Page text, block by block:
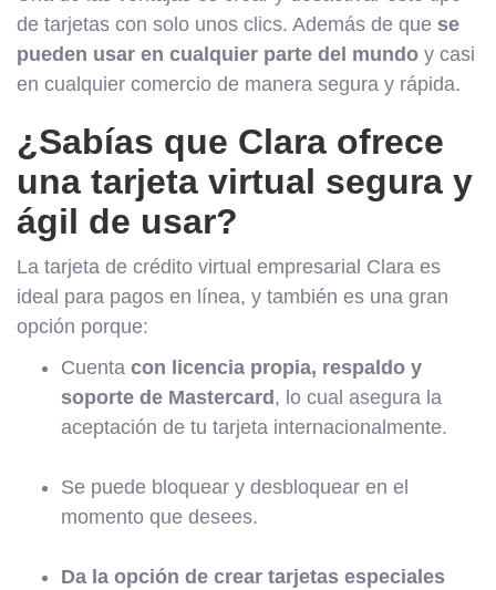
de tarjetas con solo unos clics. Además de que se
pueden usar en cualquier parte del mundo y casi
en cualquier comercio de manera segura y rápida.
¿Sabías que Clara ofrece
una tarjeta virtual segura y
ágil de usar?
La tarjeta de crédito virtual empresarial Clara es
ideal para pagos en línea, y también es una gran
opción porque:
Cuenta con licencia propia, respaldo y
soporte de Mastercard , lo cual asegura la
aceptación de tu tarjeta internacionalmente.
Se puede bloquear y desbloquear en el
momento que desees.
Da la opción de crear tarjetas especiales